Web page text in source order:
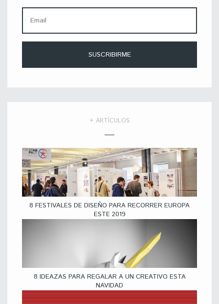
+ ARTÍCULOS
8 FESTIVALES DE DISEÑO PARA RECORRER EUROPA
ESTE 2019
8 IDEAZAS PARA REGALAR A UN CREATIVO ESTA
NAVIDAD